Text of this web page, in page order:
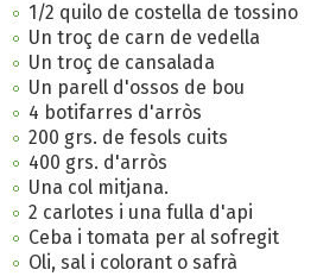
1/2 quilo de costella de tossino
Un troç de carn de vedella
Un troç de cansalada
Un parell d'ossos de bou
4 botifarres d'arròs
200 grs. de fesols cuits
400 grs. d'arròs
Una col mitjana.
2 carlotes i una fulla d'api
Ceba i tomata per al sofregit
Oli, sal i colorant o safrà